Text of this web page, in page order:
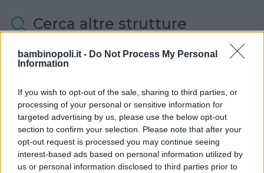
bambinopoli.it - Do Not Process My Personal
Information
If you wish to opt-out of the sale, sharing to third parties, or
processing of your personal or sensitive information for
targeted advertising by us, please use the below opt-out
section to confirm your selection. Please note that after your
opt-out request is processed you may continue seeing
interest-based ads based on personal information utilized by
us or personal information disclosed to third parties prior to
Cerca altre strutture
Valigie per il Parto